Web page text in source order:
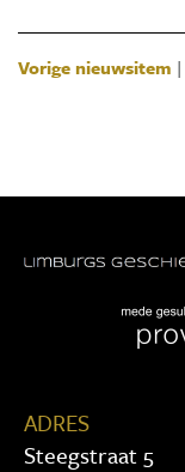
Vorige nieuwsitem |
ADRES
Steegstraat 5